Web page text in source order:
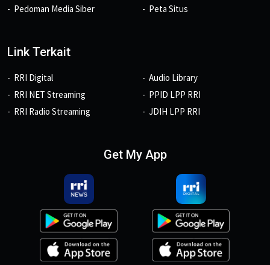
Pedoman Media Siber
Peta Situs
Link Terkait
RRI Digital
RRI NET Streaming
RRI Radio Streaming
Audio Library
PPID LPP RRI
JDIH LPP RRI
Get My App